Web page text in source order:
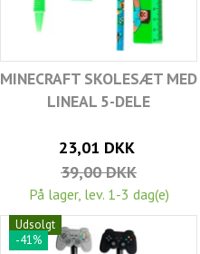
MINECRAFT SKOLESÆT MED
LINEAL 5-DELE
23,01 DKK
39,00 DKK
På lager, lev. 1-3 dag(e)
Udsolgt
-41%